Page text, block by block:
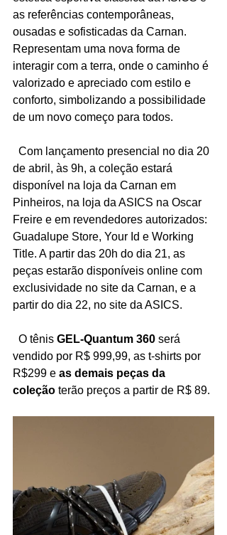
as referências contemporâneas,
ousadas e sofisticadas da Carnan.
Representam uma nova forma de
interagir com a terra, onde o caminho é
valorizado e apreciado com estilo e
conforto, simbolizando a possibilidade
de um novo começo para todos.
de abril, às 9h, a coleção estará
disponível na loja da Carnan em
Pinheiros, na loja da ASICS na Oscar
Freire e em revendedores autorizados:
Guadalupe Store, Your Id e Working
Title. A partir das 20h do dia 21, as
peças estarão disponíveis online com
exclusividade no site da Carnan, e a
partir do dia 22, no site da ASICS.
  O tênis
GEL-Quantum 360 será
vendido por R$ 999,99, as t-shirts por
R$299 e as demais peças da
coleção terão preços a partir de R$ 89.